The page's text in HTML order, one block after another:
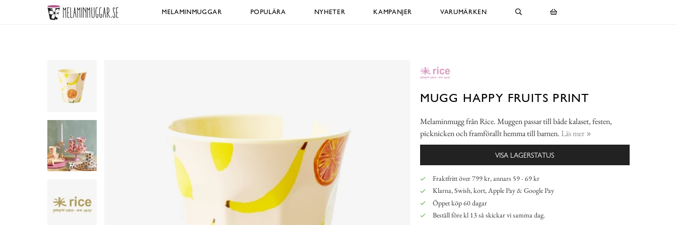
MELAMINMUGGAR POPULÄRA NYHETER KAMPANJER VARUMÄRKEN
MUGG HAPPY FRUITS PRINT
Melaminmugg från Rice. Muggen passar till både kalaset, festen,
picknicken och framförallt hemma till barnen. Läs mer
VISA LAGERSTATUS
Fraktfritt över 799 kr, annars 59 - 69 kr
Klarna, Swish, kort, Apple Pay & Google Pay
Öppet köp 60 dagar
Beställ före kl 13 så skickar vi samma dag.